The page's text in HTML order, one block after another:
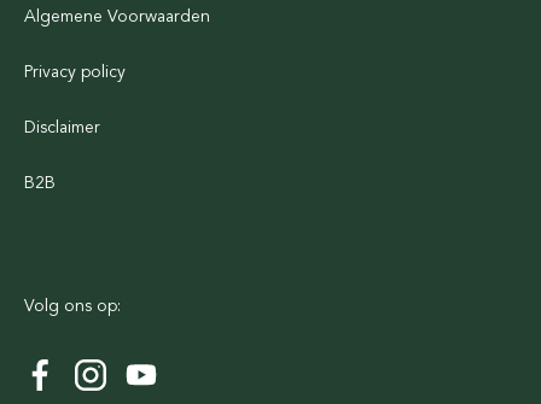
Algemene Voorwaarden
Privacy policy
Disclaimer
B2B
Volg ons op: